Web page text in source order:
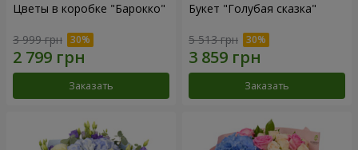
Цветы в коробке "Барокко"
3 999 грн
Заказать
Букет "Голубая сказка"
5 513 грн
Заказать